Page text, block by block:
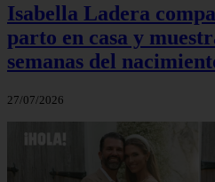
Isabella Ladera
parto en casa y
semanas del
27/07/2026